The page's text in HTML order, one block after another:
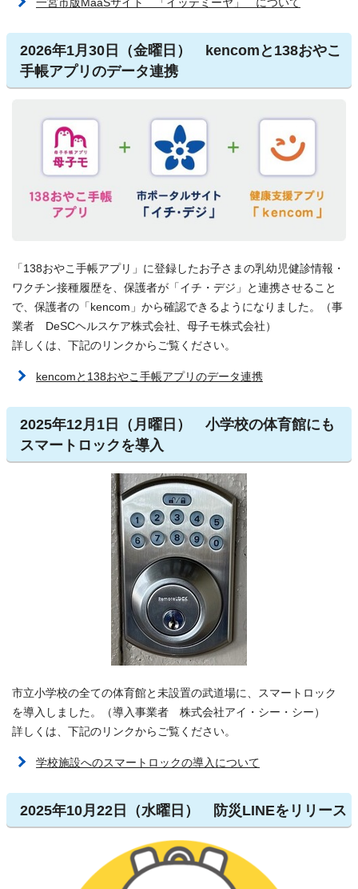
一宮市版MaaSサイト 「イッテミーヤ」 について
2026年1月30日（金曜日） kencomと138おやこ
手帳アプリのデータ連携
「138おやこ手帳アプリ」に登録したお子さまの乳幼児健診情報・
ワクチン接種履歴を、保護者が「イチ・デジ」と連携させること
で、保護者の「kencom」から確認できるようになりました。（事
業者 DeSCヘルスケア株式会社、母子モ株式会社）
詳しくは、下記のリンクからご覧ください。
kencomと138おやこ手帳アプリのデータ連携
2025年12月1日（月曜日） 小学校の体育館にも
スマートロックを導入
市立小学校の全ての体育館と未設置の武道場に、スマートロック
を導入しました。（導入事業者 株式会社アイ・シー・シー）
詳しくは、下記のリンクからご覧ください。
学校施設へのスマートロックの導入について
2025年10月22日（水曜日） 防災LINEをリリース